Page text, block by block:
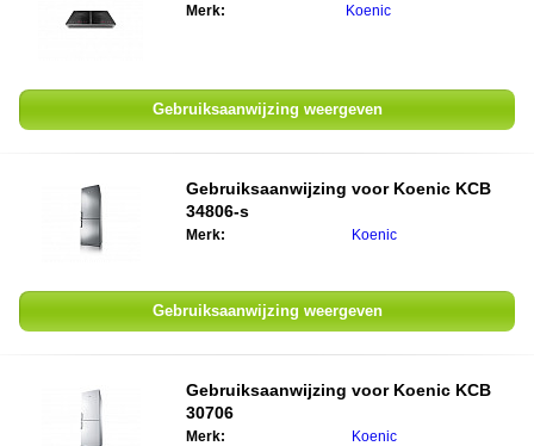
Merk: Koenic
Gebruiksaanwijzing weergeven
Gebruiksaanwijzing voor Koenic KCB
34806-s
Merk: Koenic
Gebruiksaanwijzing weergeven
Gebruiksaanwijzing voor Koenic KCB
30706
Merk: Koenic